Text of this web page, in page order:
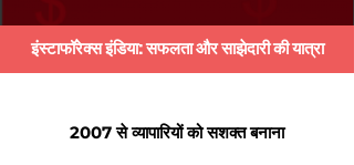
इंस्टाफॉरेक्स इंडिया: सफलता और साझेदारी की यात्रा
2007 से व्यापारियों को सशक्त बनाना